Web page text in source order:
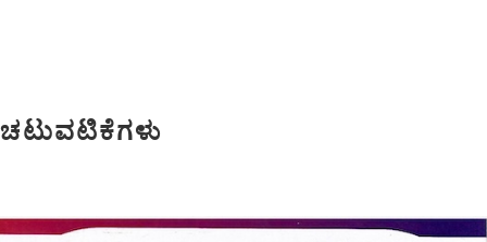
ಚಟುವಟಿಕೆಗಳು